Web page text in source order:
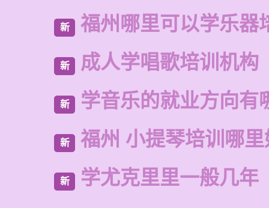
新 福州哪里可以学乐器
新 成人学唱歌培训机构
新 学音乐的就业方向有
新 福州 小提琴培训哪
新 学尤克里里一般几年